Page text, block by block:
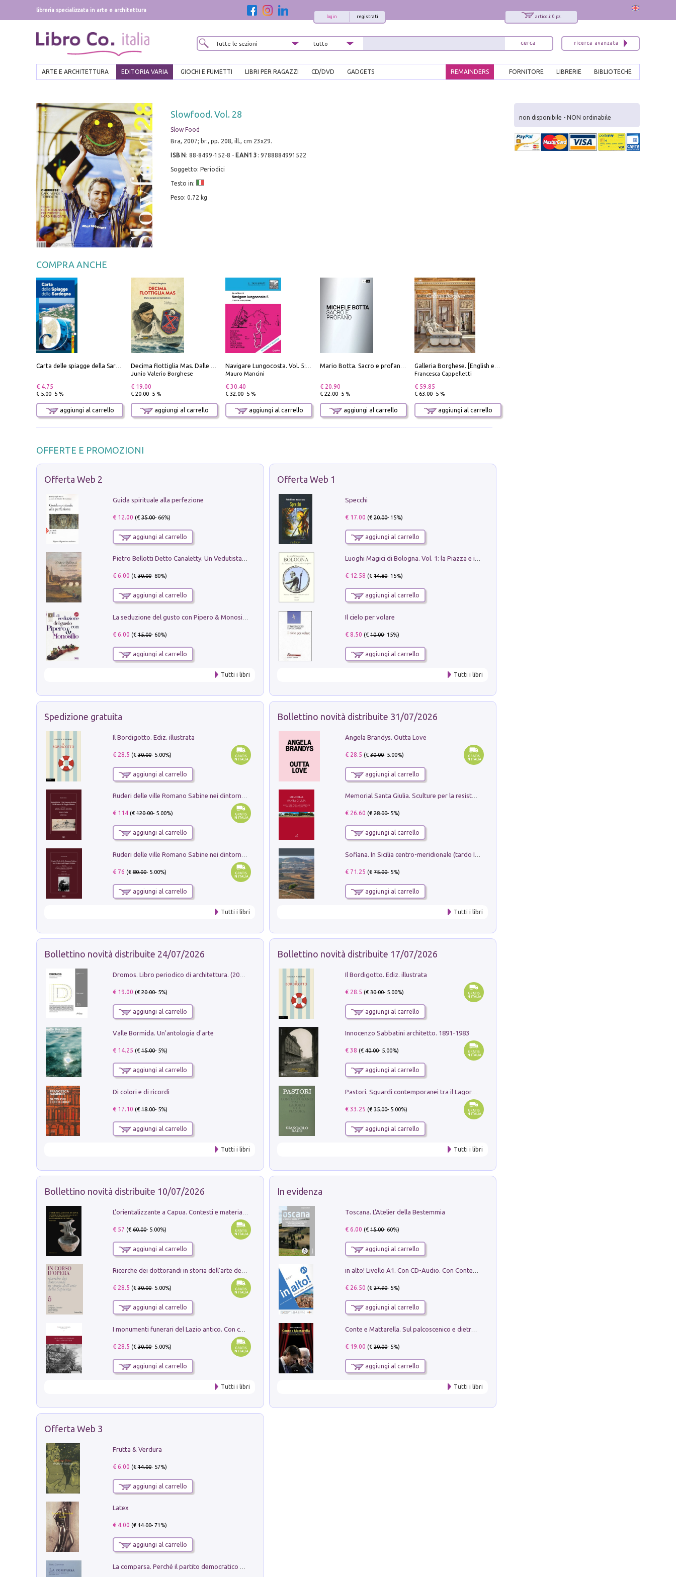
libreria specializzata in arte e architettura
articoli: 0 pz.
registrati
login
ARTE E ARCHITETTURA EDITORIA VARIA GIOCHI E FUMETTI LIBRI PER RAGAZZI CD/DVD GADGETS BIBLIOTECHE
LIBRERIE
FORNITORE
REMAINDERS
Slowfood. Vol. 28
Slow Food
Bra, 2007; br., pp. 208, ill., cm 23x29.
ISBN : 88-8499-152-8 - EAN13 : 9788884991522
Soggetto: Periodici
Testo in:
Peso: 0.72 kg
COMPRA ANCHE
Carta delle spiagge della Sardegna. Con custodia
€ 4.75
€ 5.00 -5 %
aggiungi al carrello
Decima flottiglia Mas. Dalle origini all'armistizio
Junio Valerio Borghese
€ 19.00
€ 20.00 -5 %
aggiungi al carrello
Navigare Lungocosta. Vol. 5: Corsica e Sardegna
Mauro Mancini
€ 30.40
€ 32.00 -5 %
aggiungi al carrello
Mario Botta. Sacro e profano-Sacred and profane
€ 20.90
€ 22.00 -5 %
aggiungi al carrello
Galleria Borghese. [English edition]
Francesca Cappelletti
€ 59.85
€ 63.00 -5 %
aggiungi al carrello
OFFERTE E PROMOZIONI
Offerta Web 2
Guida spirituale alla perfezione
€ 12.00 (€35.00- 66%)
aggiungi al carrello
Pietro Bellotti Detto Canaletty. Un Vedutista Veneziano nella Francia dell'Ancien Régime
€ 6.00 (€30.00- 80%)
aggiungi al carrello
€ 6.00 (€15.00- 60%)
aggiungi al carrello
Tutti i libri
Offerta Web 1
Specchi
€ 17.00 (€20.00- 15%)
aggiungi al carrello
Luoghi Magici di Bologna. Vol. 1: la Piazza e i Suoi Simboli Segreti
€ 12.58 (€14.80- 15%)
aggiungi al carrello
Il cielo per volare
€ 8.50 (€10.00- 15%)
aggiungi al carrello
Tutti i libri
Spedizione gratuita
Il Bordigotto. Ediz. illustrata
€ 28.5 (€30.00- 5.00%)
aggiungi al carrello
Ruderi delle ville Romano Sabine nei dintorni di Poggio Mirteto. Illustrati dal dott.re prof.re cav.re Ercole Nardi regio ispettore degli scavi e monumenti. Anno 1885. Tavole e studio. Con 25 tavole fuori testo in cartella editoriale
€ 114(€120.00- 5.00%)
aggiungi al carrello
€ 76 (€80.00- 5.00%)
aggiungi al carrello
Tutti i libri
Bollettino novità distribuite 31/07/2026
Angela Brandys. Outta Love
€ 28.5 (€30.00- 5.00%)
aggiungi al carrello
Memorial Santa Giulia. Sculture per la resistenza Monchio di Palagano
€ 26.60 (€28.00- 5%)
aggiungi al carrello
€ 71.25 (€75.00- 5%)
aggiungi al carrello
Tutti i libri
Bollettino novità distribuite 24/07/2026
Dromos. Libro periodico di architettura. (2026). Vol. 15: Post-model
€ 19.00 (€20.00- 5%)
aggiungi al carrello
Valle Bormida. Un'antologia d'arte
€ 14.25 (€15.00- 5%)
aggiungi al carrello
Di colori e di ricordi
€ 17.10 (€18.00- 5%)
aggiungi al carrello
Tutti i libri
Bollettino novità distribuite 17/07/2026
Il Bordigotto. Ediz. illustrata
€ 28.5 (€30.00- 5.00%)
aggiungi al carrello
Innocenzo Sabbatini architetto. 1891-1983
€ 38 (€40.00- 5.00%)
aggiungi al carrello
€ 33.25 (€35.00- 5.00%)
aggiungi al carrello
Tutti i libri
Bollettino novità distribuite 10/07/2026
€ 57 (€60.00- 5.00%)
aggiungi al carrello
Ricerche dei dottorandi in storia dell'arte della Sapienza
€ 28.5 (€30.00- 5.00%)
aggiungi al carrello
I monumenti funerari del Lazio antico. Con cartella con tavole
€ 28.5 (€30.00- 5.00%)
aggiungi al carrello
Tutti i libri
In evidenza
Toscana. L'Atelier della Bestemmia
€ 6.00 (€15.00- 60%)
aggiungi al carrello
in alto! Livello A1. Con CD-Audio. Con Contenuto digitale per accesso on line
€ 26.50 (€27.90- 5%)
aggiungi al carrello
€ 19.00 (€20.00- 5%)
aggiungi al carrello
Tutti i libri
Offerta Web 3
Frutta & Verdura
€ 6.00 (€14.00- 57%)
aggiungi al carrello
Latex
€ 4.00 (€14.00- 71%)
aggiungi al carrello
non disponibile - NON ordinabile
x
Interessato ai nostri libri?
Allora iscriviti alla nostra newsletter!
Sarai informato delle nostre novità, potrai
comunque cancellarti quando desideri.